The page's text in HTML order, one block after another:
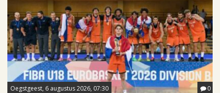
Oegstgeest, 6 augustus 2026, 07:30 0